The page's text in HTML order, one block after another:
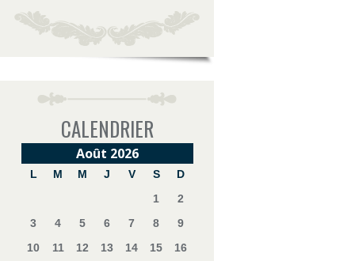
CALENDRIER
Août 2026
L M M J V S
D
1
2
3
4 5 6 7 8
9
10
11 12 13 14 15
16